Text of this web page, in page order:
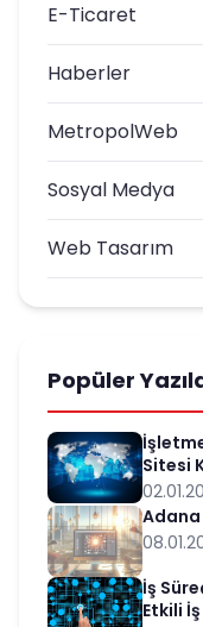
E-Ticaret
Haberler
MetropolWeb
Sosyal Medya
Web Tasarım
Popüler
Sitesi
İş
Etkili İş